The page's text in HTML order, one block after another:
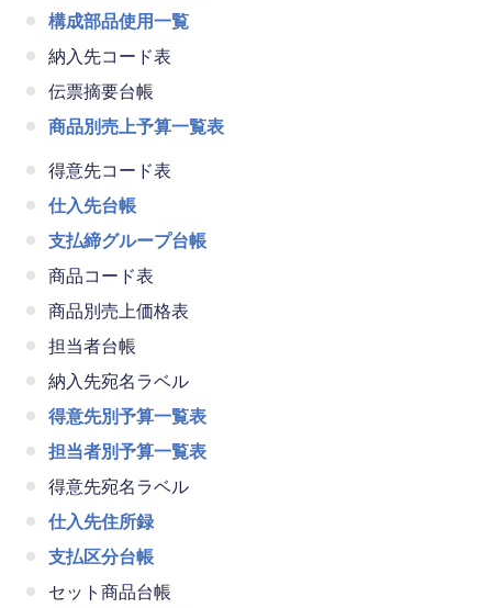
構成部品使用一覧
納入先コード表
伝票摘要台帳
商品別売上予算一覧表
得意先コード表
仕入先台帳
支払締グループ台帳
商品コード表
商品別売上価格表
担当者台帳
納入先宛名ラベル
得意先別予算一覧表
担当者別予算一覧表
得意先宛名ラベル
仕入先住所録
支払区分台帳
セット商品台帳